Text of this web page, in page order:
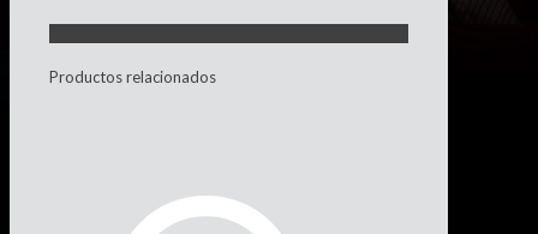
Productos relacionados